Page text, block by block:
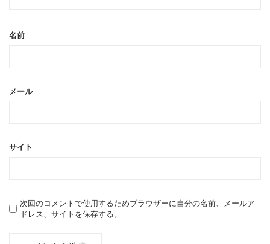
名前
メール
サイト
次回のコメントで使用するためブラウザーに自分の名前、メールア
ドレス、サイトを保存する。